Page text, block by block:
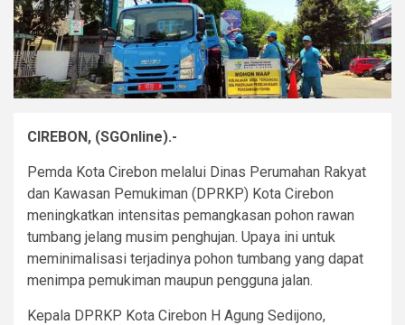
CIREBON, (SGOnline).-
Pemda Kota Cirebon melalui Dinas Perumahan Rakyat
dan Kawasan Pemukiman (DPRKP) Kota Cirebon
meningkatkan intensitas pemangkasan pohon rawan
tumbang jelang musim penghujan. Upaya ini untuk
meminimalisasi terjadinya pohon tumbang yang dapat
menimpa pemukiman maupun pengguna jalan.
Kepala DPRKP Kota Cirebon H Agung Sedijono,